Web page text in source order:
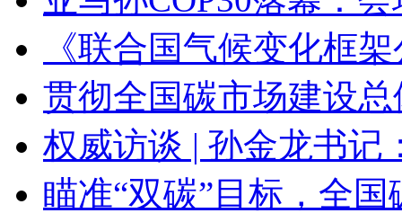
《联合国气候变化框
贯彻全国碳市场建设
权威访谈 | 孙金龙书记
瞄准“双碳”目标，全